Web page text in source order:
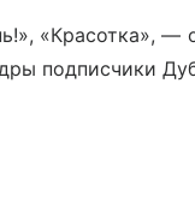
«Красотка», —
подписчики